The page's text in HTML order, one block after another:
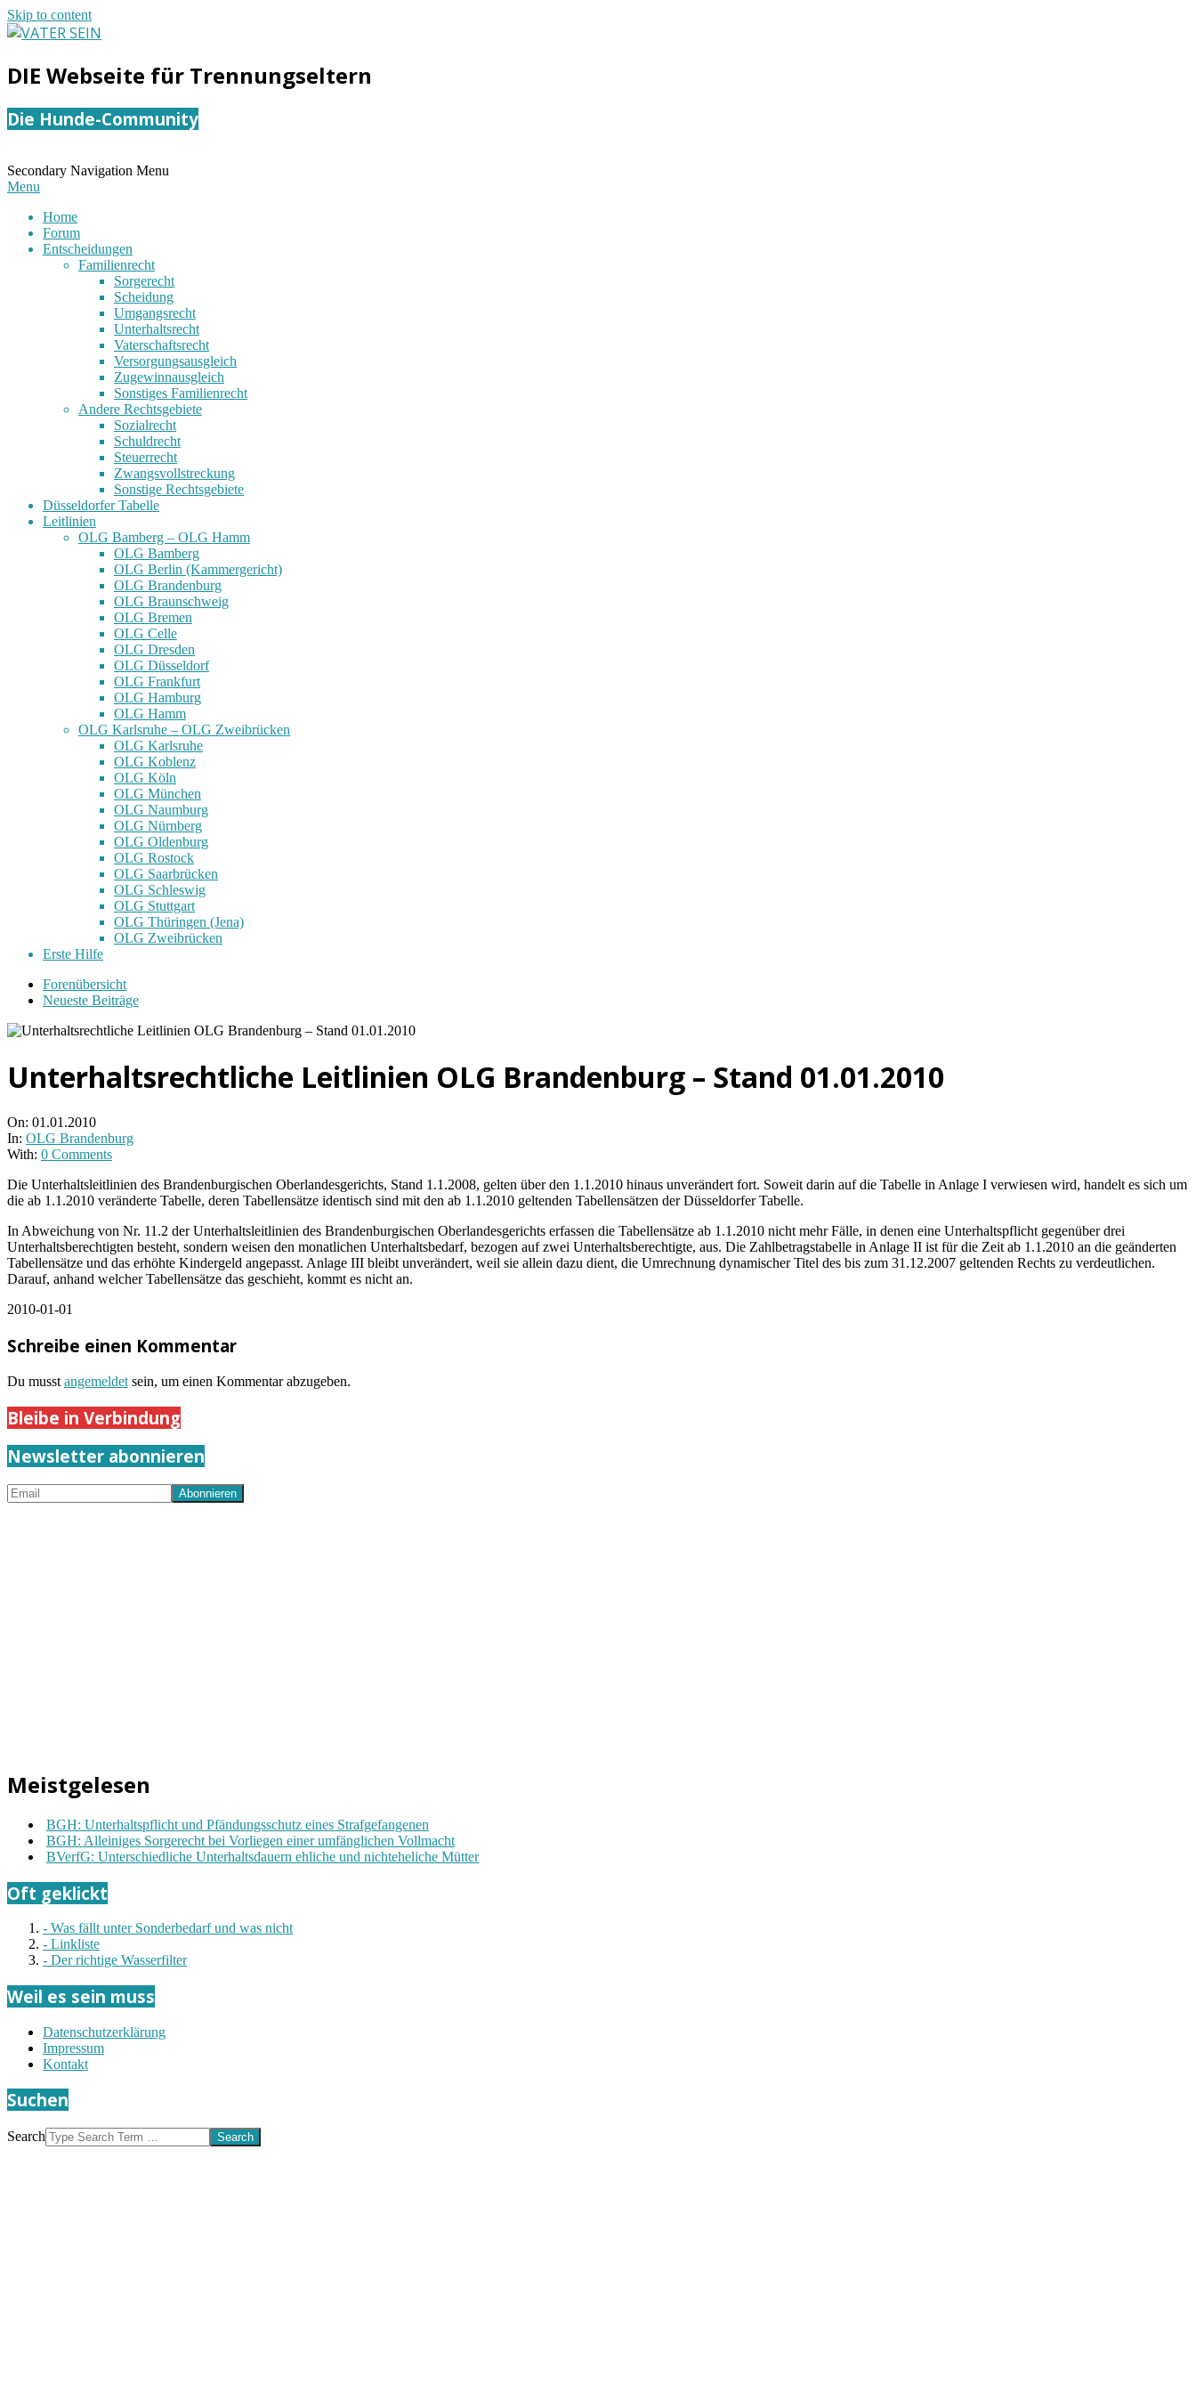
Skip to content
SEIN
DIE Webseite für Trennungseltern
Die Hunde-Community
Secondary Navigation Menu
Menu
Home
Forum
Entscheidungen
Familienrecht
Sorgerecht
Scheidung
Umgangsrecht
Unterhaltsrecht
Vaterschaftsrecht
Versorgungsausgleich
Zugewinnausgleich
Sonstiges Familienrecht
Andere Rechtsgebiete
Sozialrecht
Schuldrecht
Steuerrecht
Zwangsvollstreckung
Sonstige Rechtsgebiete
Düsseldorfer Tabelle
Leitlinien
OLG Bamberg – OLG Hamm
OLG Bamberg
OLG Berlin (Kammergericht)
OLG Brandenburg
OLG Braunschweig
OLG Bremen
OLG Celle
OLG Dresden
OLG Düsseldorf
OLG Frankfurt
OLG Hamburg
OLG Hamm
OLG Karlsruhe – OLG Zweibrücken
OLG Karlsruhe
OLG Koblenz
OLG Köln
OLG München
OLG Naumburg
OLG Nürnberg
OLG Oldenburg
OLG Rostock
OLG Saarbrücken
OLG Schleswig
OLG Stuttgart
OLG Thüringen (Jena)
OLG Zweibrücken
Erste Hilfe
Forenübersicht
Neueste Beiträge
Unterhaltsrechtliche Leitlinien OLG Brandenburg – Stand 01.01.2010
On: 01.01.2010
In: OLG Brandenburg
With: 0 Comments
Die Unterhaltsleitlinien des Brandenburgischen Oberlandesgerichts, Stand 1.1.2008, gelten über den 1.1.2010 hinaus unverändert fort. Soweit darin auf die Tabelle in Anlage I verwiesen wird, handelt es sich um
die ab 1.1.2010 veränderte Tabelle, deren Tabellensätze identisch sind mit den ab 1.1.2010 geltenden Tabellensätzen der Düsseldorfer Tabelle.
In Abweichung von Nr. 11.2 der Unterhaltsleitlinien des Brandenburgischen Oberlandesgerichts erfassen die Tabellensätze ab 1.1.2010 nicht mehr Fälle, in denen eine Unterhaltspflicht gegenüber drei
Unterhaltsberechtigten besteht, sondern weisen den monatlichen Unterhaltsbedarf, bezogen auf zwei Unterhaltsberechtigte, aus. Die Zahlbetragstabelle in Anlage II ist für die Zeit ab 1.1.2010 an die geänderten
Tabellensätze und das erhöhte Kindergeld angepasst. Anlage III bleibt unverändert, weil sie allein dazu dient, die Umrechnung dynamischer Titel des bis zum 31.12.2007 geltenden Rechts zu verdeutlichen.
Darauf, anhand welcher Tabellensätze das geschieht, kommt es nicht an.
2010-01-01
Schreibe einen Kommentar
Du musst angemeldet sein, um einen Kommentar abzugeben.
Bleibe in Verbindung
Newsletter abonnieren
Meistgelesen
BGH: Unterhaltspflicht und Pfändungsschutz eines Strafgefangenen
BGH: Alleiniges Sorgerecht bei Vorliegen einer umfänglichen Vollmacht
BVerfG: Unterschiedliche Unterhaltsdauern ehliche und nichteheliche Mütter
Oft geklickt
- Was fällt unter Sonderbedarf und was nicht
- Linkliste
- Der richtige Wasserfilter
Weil es sein muss
Datenschutzerklärung
Impressum
Kontakt
Suchen
Search